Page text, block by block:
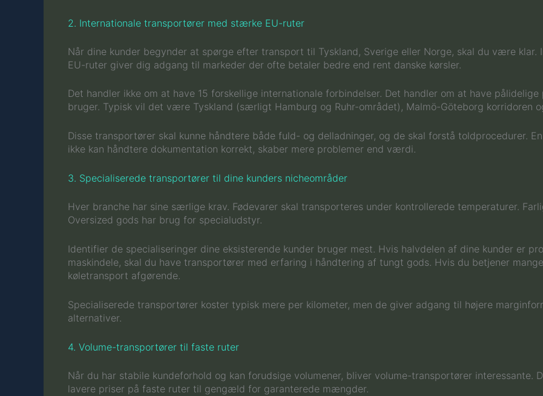
2. Internationale transportører med stærke EU-ruter
Når dine kunder begynder at spørge efter transport til Tyskland, Sverige eller Norge, skal du være
EU-ruter giver dig adgang til markeder der ofte betaler bedre end rent danske kørsler.
Det handler ikke om at have 15 forskellige internationale forbindelser. Det handler om at have
bruger. Typisk vil det være Tyskland (særligt Hamburg og Ruhr-området), Malmö-Göteborg korridoren
Disse transportører skal kunne håndtere både fuld- og delladninger, og de skal forstå toldprocedurer.
ikke kan håndtere dokumentation korrekt, skaber mere problemer end værdi.
3. Specialiserede transportører til dine kunders nicheområder
Hver branche har sine særlige krav. Fødevarer skal transporteres under kontrollerede temperaturer.
Oversized gods har brug for specialudstyr.
Identifier de specialiseringer dine eksisterende kunder bruger mest. Hvis halvdelen af dine kunder er
maskindele, skal du have transportører med erfaring i håndtering af tungt gods. Hvis du betjener
køletransport afgørende.
Specialiserede transportører koster typisk mere per kilometer, men de giver adgang til højere
alternativer.
4. Volume-transportører til faste ruter
Når du har stabile kundeforhold og kan forudsige volumener, bliver volume-transportører interessante.
lavere priser på faste ruter til gengæld for garanterede mængder.